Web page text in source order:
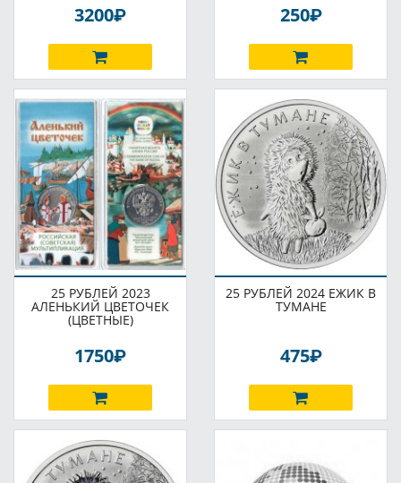
3200P 250P
25 РУБЛЕЙ 2023
АЛЕНЬКИЙ ЦВЕТОЧЕК
(ЦВЕТНЫЕ)
1750P
25 РУБЛЕЙ 2024 ЕЖИК В
ТУМАНЕ
475P